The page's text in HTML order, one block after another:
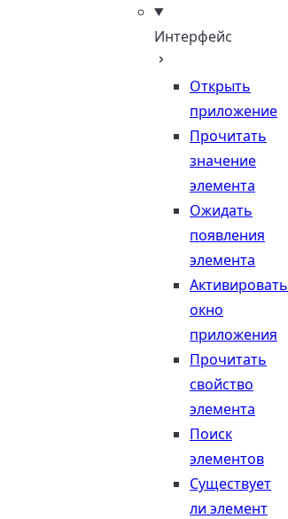
Интерфейс
Открыть
приложение
Прочитать
значение
элемента
Ожидать
появления
элемента
Активировать
окно
приложения
Прочитать
свойство
элемента
Поиск
элементов
Существует
ли элемент